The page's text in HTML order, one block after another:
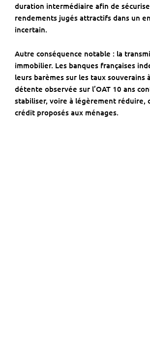
duration intermédiaire afin de
rendements jugés attractifs dans un
incertain.
Autre conséquence notable : la
immobilier. Les banques françaises
leurs barèmes sur les taux souverains
détente observée sur l’OAT 10 ans
stabiliser, voire à légèrement réduire,
crédit proposés aux ménages.